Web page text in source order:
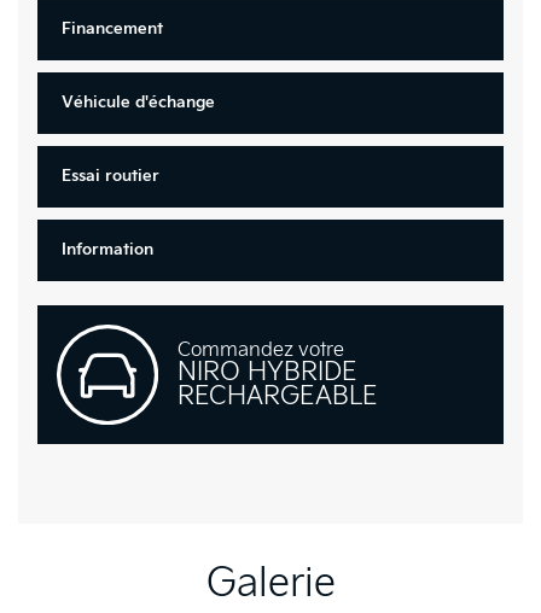
Galerie
Financement
Véhicule d'échange
Essai routier
Information
Commandez votre
NIRO HYBRIDE
RECHARGEABLE